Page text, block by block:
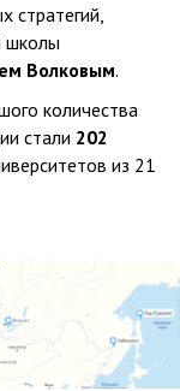
стратегий,
школы
Волковым.
количества
стали 202
из 21